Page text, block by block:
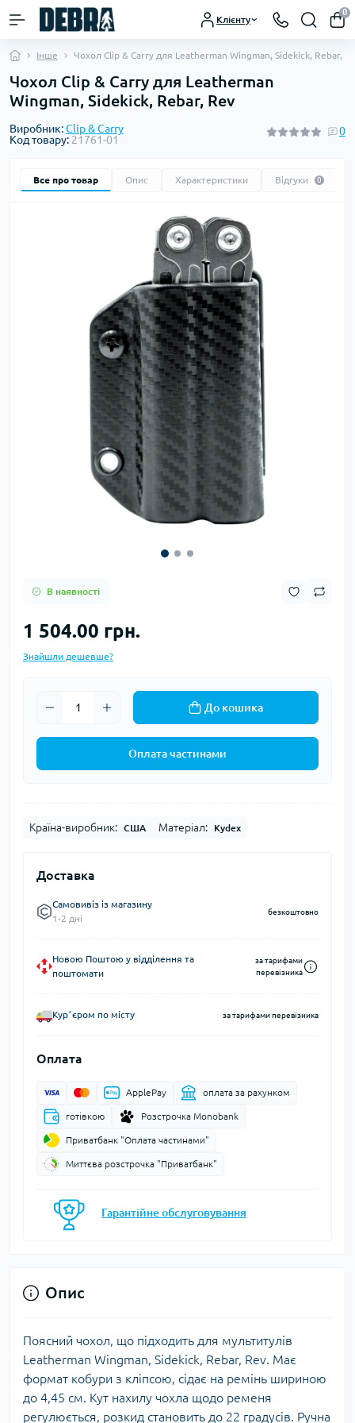
Клієнту
0
Інше Чохол Clip & Carry для Leatherman Wingman, Sidekick, Rebar,
Чохол Clip & Carry для Leatherman
Wingman, Sidekick, Rebar, Rev
Виробник:Clip & Carry
Код товару: 21761-01
0
Все про товар Опис Характеристики Відгуки 0
В наявності
1 504.00 грн.
Знайшли дешевше?
До кошика
Оплата частинами
Країна-виробник: США Матеріал: Kydex
Доставка
Самовивіз із магазину
1-2 дні
безкоштовно
Новою Поштою у відділення та
поштомати
за тарифами
перевізника
Курʼєром по місту за тарифами перевізника
Оплата
ApplePay оплата за рахунком
готівкою Розстрочка Monobank
Приватбанк "Оплата частинами"
Миттєва розстрочка "Приватбанк"
Гарантійне обслуговування
Опис
Поясний чохол, що підходить для мультитулів
Leatherman Wingman, Sidekick, Rebar, Rev. Має
формат кобури з кліпсою, сідає на ремінь шириною
до 4,45 см. Кут нахилу чохла щодо ременя
регулюється, розкид становить до 22 градусів. Ручна